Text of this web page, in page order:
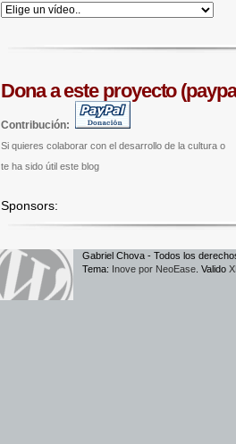
Dona a este proyecto
Contribución:
Si quieres colaborar con el desarrollo de la cultura o
te ha sido útil este blog
Sponsors:
Gabriel Chova - Todos los
Tema: Inove por NeoEase . Valido